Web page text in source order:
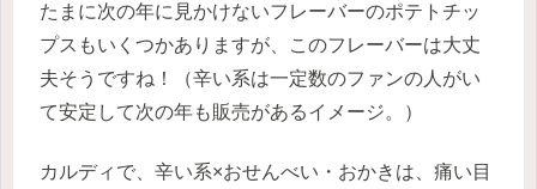
たまに次の年に見かけないフレーバーのポテトチッ
プスもいくつかありますが、このフレーバーは大丈
夫そうですね！（辛い系は一定数のファンの人がい
て安定して次の年も販売があるイメージ。）
カルディで、辛い系×おせんべい・おかきは、痛い目